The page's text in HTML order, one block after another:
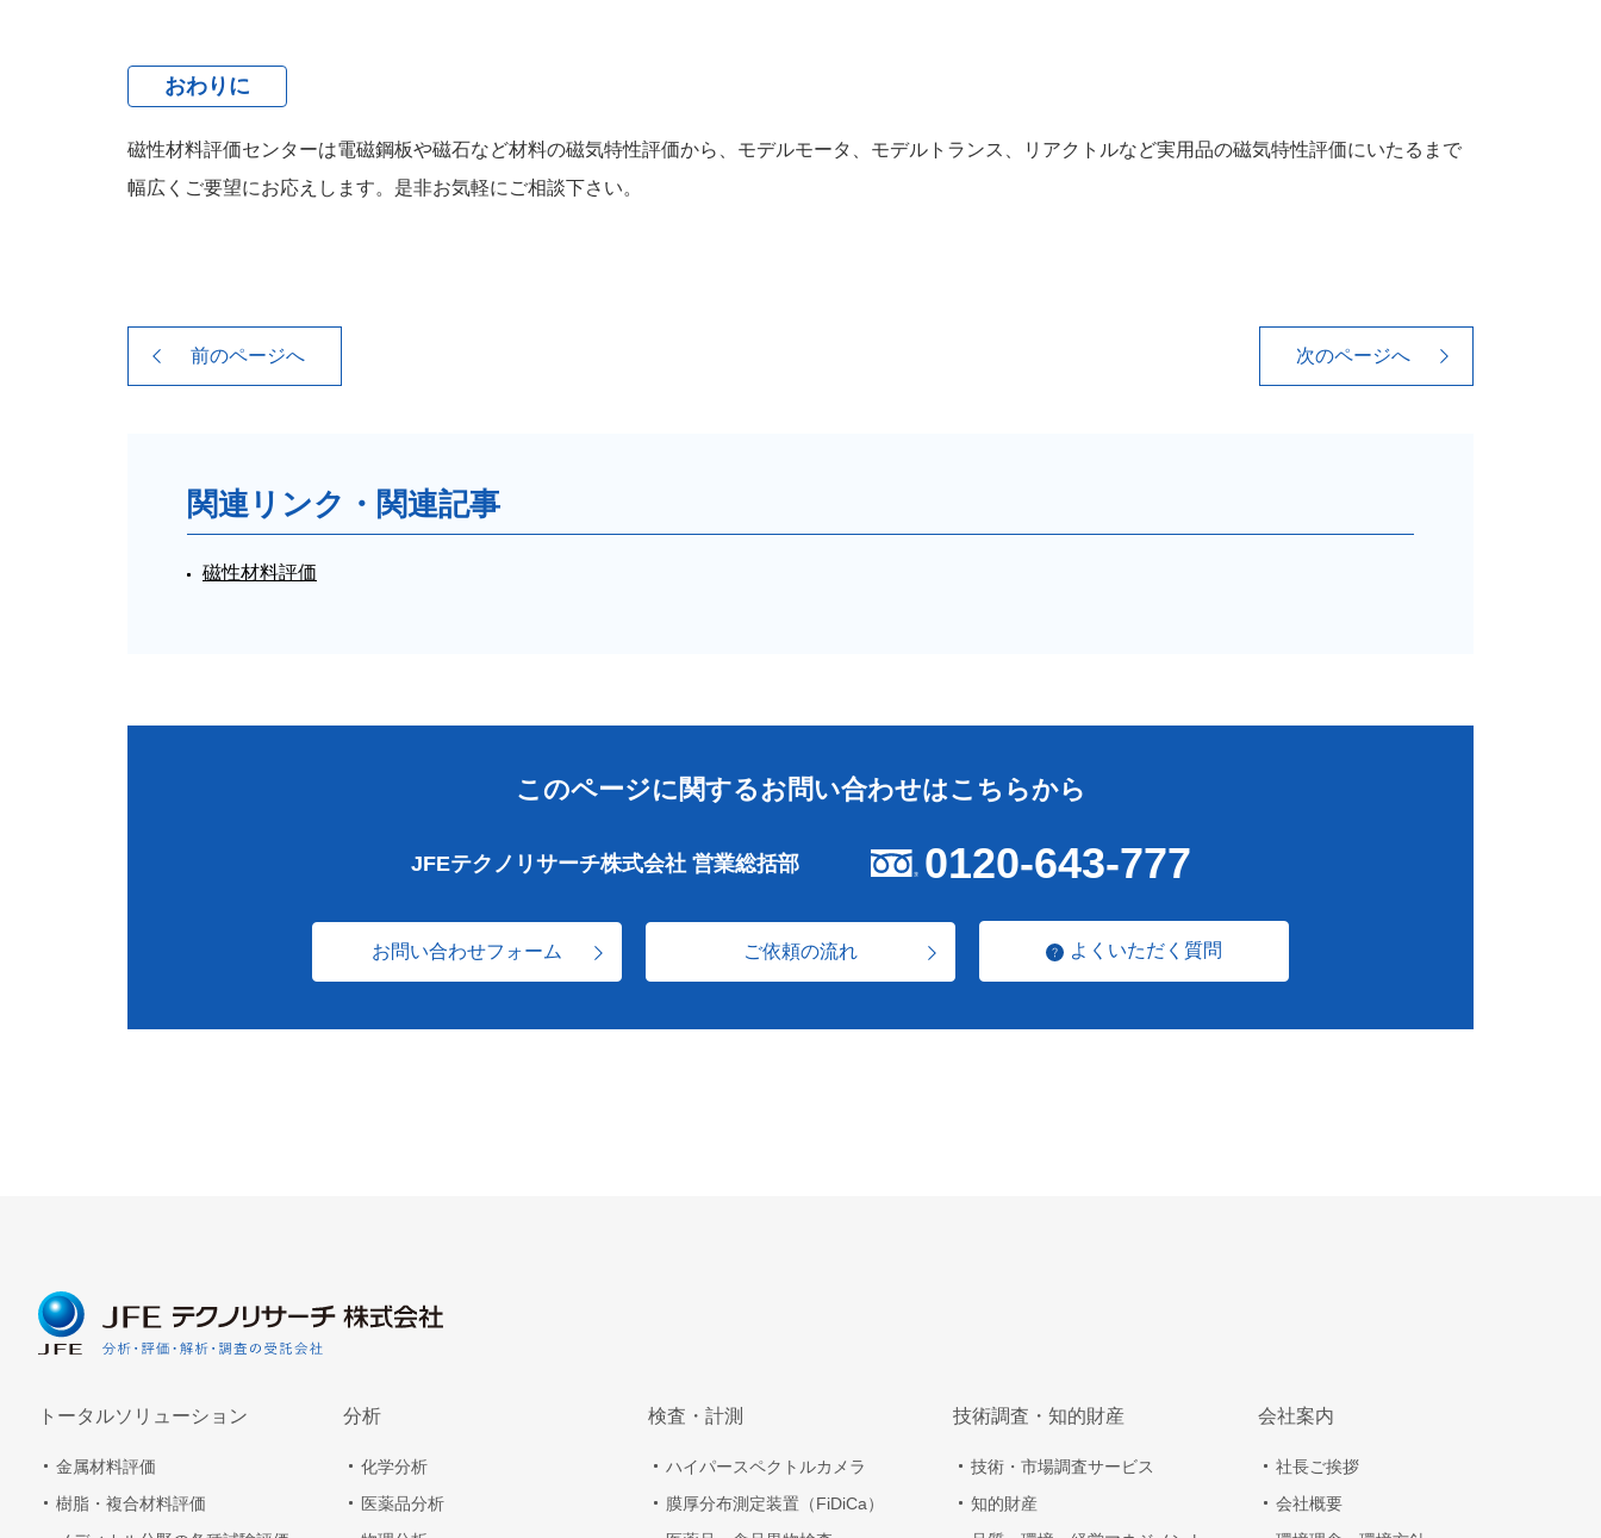
おわりに
磁性材料評価センターは電磁鋼板や磁石など材料の磁気特性評価から、モデルモータ、モデルトランス、リアクトルなど実用品の磁気特性評価にいたるまで
幅広くご要望にお応えします。是非お気軽にご相談下さい。
前のページへ 次のページへ
関連リンク・関連記事
磁性材料評価
このページに関するお問い合わせはこちらから
JFEテクノリサーチ株式会社 営業総括部 0120-643-777
お問い合わせフォーム ご依頼の流れ よくいただく質問
トータルソリューション
金属材料評価
樹脂・複合材料評価
分析
化学分析
医薬品分析
検査・計測
ハイパースペクトルカメラ
膜厚分布測定装置（FiDiCa）
技術調査・知的財産
技術・市場調査サービス
知的財産
会社案内
社長ご挨拶
会社概要